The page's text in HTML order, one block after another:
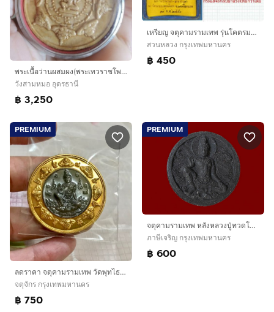
พระเนื้อว่านผสมผง(พระเทวราชโพธิสัตว์ท้าวจตุคามรามเทพวัดมหาธาตุ(เนื้อผงว่านอุดมโชคแปดอรหันต์)(รุ่นบูรณะเจดีย์ลาย)(นครศรีธรรมราช))พระมงคล
วังสามหมอ อุดรธานี
฿ 3,250
เหรียญ จตุคามรามเทพ รุ่นโคตรมหาเศรษฐี ปี2550 กล่องเดิม
สวนหลวง กรุงเทพมหานคร
฿ 450
PREMIUM
ลดราคา จตุคามรามเทพ วัดพุทไธศวรรย์
จตุจักร กรุงเทพมหานคร
฿ 750
PREMIUM
จตุคามรามเทพ หลังหลวงปู่ทวดโคตรเศรษฐี
ภาษีเจริญ กรุงเทพมหานคร
฿ 600